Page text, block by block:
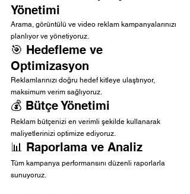
Yönetimi
Arama, görüntülü ve video reklam kampanyalarınızı
planlıyor ve yönetiyoruz.
🎯 Hedefleme ve
Optimizasyon
Reklamlarınızı doğru hedef kitleye ulaştırıyor,
maksimum verim sağlıyoruz.
💰 Bütçe Yönetimi
Reklam bütçenizi en verimli şekilde kullanarak
maliyetlerinizi optimize ediyoruz.
📊 Raporlama ve Analiz
Tüm kampanya performansını düzenli raporlarla
sunuyoruz.